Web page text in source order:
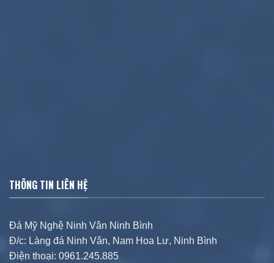
THÔNG TIN LIÊN HỆ
Đá Mỹ Nghệ Ninh Vân Ninh Bình
Đ/c: Làng đá Ninh Vân, Nam Hoa Lư, Ninh Bình
Điện thoại: 0961.245.885